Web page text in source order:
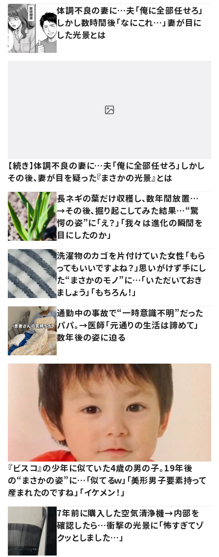
体調不良の妻に…夫「俺に全部任せろ」
しかし数時間後「なにこれ…」妻が目に
した光景とは
【続き】体調不良の妻に…夫「俺に全部任せろ」しかし
その後、妻が目を疑った『まさかの光景』とは
長ネギの葉だけ収穫し、数年間放置…
→その後、掘り起こしてみた結果…“驚
愕の姿”に「え？」「我々は進化の瞬間を
目にしたのか」
洗濯物のカゴを片付けていた女性「もら
ってもいいですよね？」思いがけず手にし
た“まさかのモノ”に…「いただいておき
ましょう」「もちろん！」
通勤中の事故で“一時意識不明”だった
パパ。→医師「元通りの生活は諦めて」
数年後の姿に迫る
『ビスコ』の少年に似ていた4歳の男の子。19年後
の“まさかの姿”に…「似てるｗ」「美形男子要素持って
産まれたのですね」「イケメン！」
7年前に購入した空気清浄機→内部を
確認したら…衝撃の光景に「怖すぎてゾ
クッとしました…」